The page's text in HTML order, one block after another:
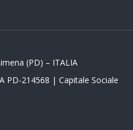
(PD) – ITALIA
PD-214568 | Capitale Sociale